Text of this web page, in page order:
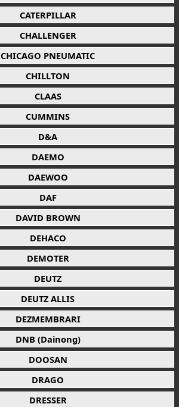
CATERPILLAR
CHALLENGER
CHICAGO PNEUMATIC
CHILLTON
CLAAS
CUMMINS
D&A
DAEMO
DAEWOO
DAF
DAVID BROWN
DEHACO
DEMOTER
DEUTZ
DEUTZ ALLIS
DEZMEMBRARI
DNB (Dainong)
DOOSAN
DRAGO
DRESSER